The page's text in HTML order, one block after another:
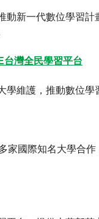
動新一代數位學習計
台灣全民學習平台
維護，推動數位學
家國際知名大學合作